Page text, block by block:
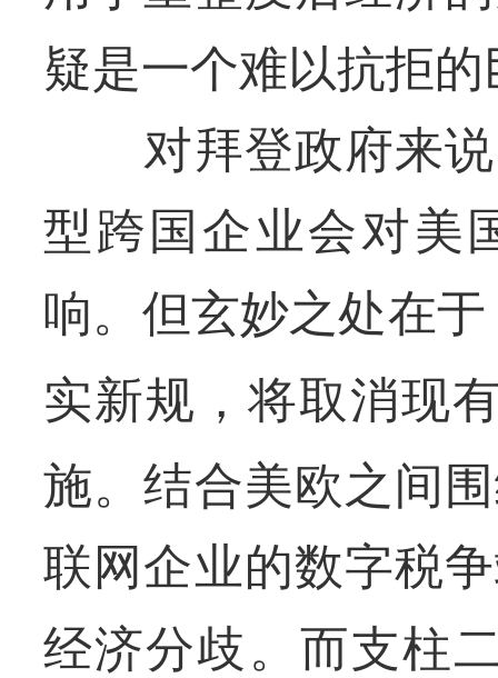
疑是一个难以抗拒
对拜登政府来说
型跨国企业会对美
响。但玄妙之处在于
实新规，将取消现
施。结合美欧之间
联网企业的数字税
经济分歧。而支柱